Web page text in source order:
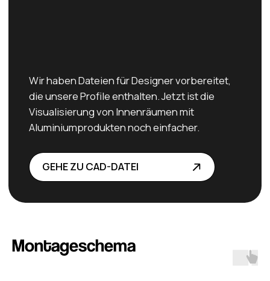
Montageschema
ZUM KATALOG
Sieh dir den Katalog
Alumineuan